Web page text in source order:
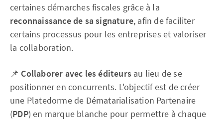
certaines démarches fiscales grâce à la
reconnaissance de sa signature, afin de faciliter
certains processus pour les entreprises et valoriser
la collaboration.
📌 Collaborer avec les éditeurs au lieu de se
positionner en concurrents. L'objectif est de créer
une Platedorme de Dématarialisation Partenaire
(PDP) en marque blanche pour permettre à chaque